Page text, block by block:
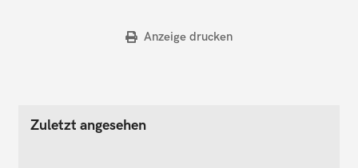
Anzeige drucken
Zuletzt angesehen